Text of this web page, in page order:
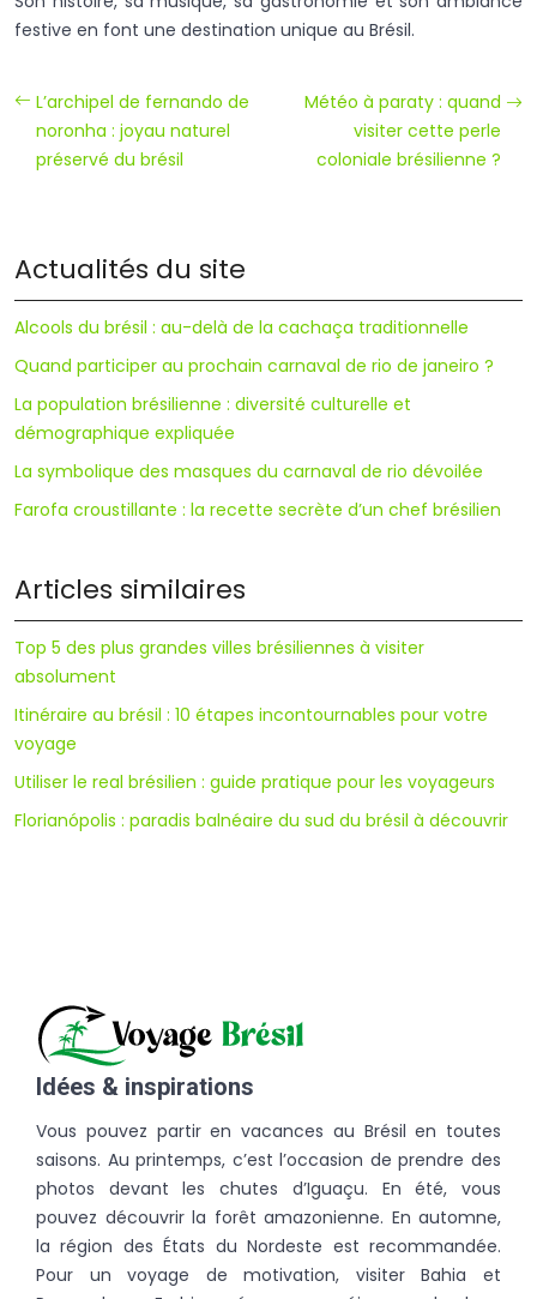
festive en font une destination unique au Brésil.
L’archipel de fernando de
noronha : joyau naturel
préservé du brésil
Météo à paraty : quand
visiter cette perle
coloniale brésilienne ?
Actualités du site
Alcools du brésil : au-delà de la cachaça traditionnelle
Quand participer au prochain carnaval de rio de janeiro ?
La population brésilienne : diversité culturelle et
démographique expliquée
La symbolique des masques du carnaval de rio dévoilée
Farofa croustillante : la recette secrète d’un chef brésilien
Articles similaires
Top 5 des plus grandes villes brésiliennes à visiter
absolument
Itinéraire au brésil : 10 étapes incontournables pour votre
voyage
Utiliser le real brésilien : guide pratique pour les voyageurs
Florianópolis : paradis balnéaire du sud du brésil à découvrir
Idées & inspirations
Vous pouvez partir en vacances au Brésil en toutes
saisons. Au printemps, c’est l’occasion de prendre des
photos devant les chutes d’Iguaçu. En été, vous
pouvez découvrir la forêt amazonienne. En automne,
la région des États du Nordeste est recommandée.
Pour un voyage de motivation, visiter Bahia et